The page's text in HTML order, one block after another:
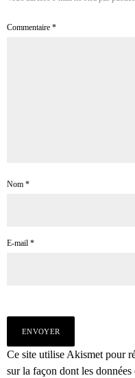
Commentaire *
Nom *
E-mail *
Ce site utilise Akismet pour
sur la façon dont les